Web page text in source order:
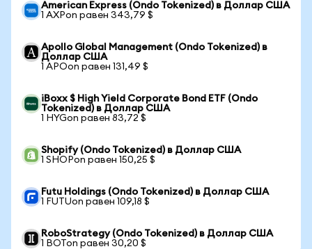
American Express (Ondo Tokenized) в Доллар США
1 AXPon равен 343,79 $
Apollo Global Management (Ondo Tokenized) в
Доллар США
1 APOon равен 131,49 $
iBoxx $ High Yield Corporate Bond ETF (Ondo
Tokenized) в Доллар США
1 HYGon равен 83,72 $
Shopify (Ondo Tokenized) в Доллар США
1 SHOPon равен 150,25 $
Futu Holdings (Ondo Tokenized) в Доллар США
1 FUTUon равен 109,18 $
RoboStrategy (Ondo Tokenized) в Доллар США
1 BOTon равен 30,20 $